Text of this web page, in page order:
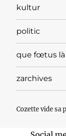
kultur
politic
que fœtus là
zarchives
Cozette vide sa